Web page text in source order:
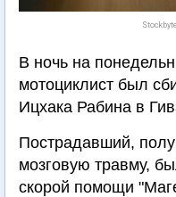
В ночь на
мотоциклист был
Ицхака Рабина в
Пострадавший,
мозговую травму,
скорой помощи